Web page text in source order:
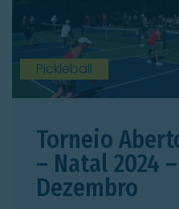
Pickleball
Torneio
– Natal 2024
Dezembro